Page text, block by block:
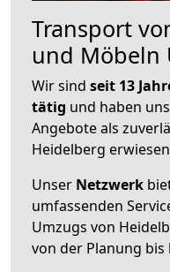
Transport
und Möbeln
Wir sind seit 13
tätig und haben
Angebote als
Heidelberg
Unser Netzwerk
umfassenden
Umzugs von
von der Planung